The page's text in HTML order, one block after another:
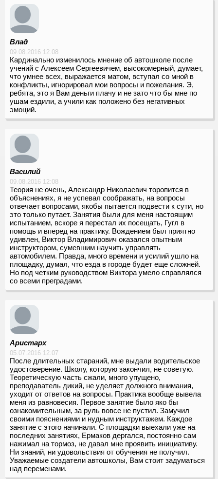
Влад
09.08.2016 12:08
Кардинально изменилось мнение об автошколе после
учений с Алексеем Сергеевичем, высокомерный, думает,
что умнее всех, выражается матом, вступал со мной в
конфликты, игнорировал мои вопросы и пожелания. Э,
ребята, это я Вам деньги плачу и не зато что бы мне по
ушам ездили, а учили как положено без негативных
эмоций.
Василий
09.08.2016 12:08
Теория не очень, Александр Николаевич торопится в
объяснениях, я не успевал соображать, на вопросы
отвечает вопросами, якобы пытается подвести к сути, но
это только путает. Занятия были для меня настоящим
испытанием, вскоре я перестал их посещать, Гугл в
помощь и вперед на практику. Вождением был приятно
удивлен, Виктор Владимирович оказался опытным
инструктором, сумевшим научить управлять
автомобилем. Правда, много времени и усилий ушло на
площадку, думал, что езда в городе будет еще сложней.
Но под четким руководством Виктора умело справлялся
со всеми преградами.
Аристарх
05.07.2016 12:07
После длительных стараний, мне выдали водительское
удостоверение. Школу, которую закончил, не советую.
Теоретическую часть сжали, много упущено,
преподаватель дикий, не уделяет должного внимания,
уходит от ответов на вопросы. Практика вообще вывела
меня из равновесия. Первое занятие было яко бы
ознакомительным, за руль вовсе не пустил. Замучил
своими пояснениями и нудным инструктажем. Каждое
занятие с этого начинали. С площадки выехали уже на
последних занятиях, Ермаков дергался, постоянно сам
нажимал на тормоз, не давал мне проявить инициативу.
Ни знаний, ни удовольствия от обучения не получил.
Уважаемые создатели автошколы, Вам стоит задуматься
над переменами.